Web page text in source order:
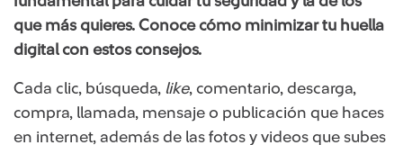
que más quieres. Conoce cómo minimizar tu huella
digital con estos consejos.
Cada clic, búsqueda, like, comentario, descarga,
compra, llamada, mensaje o publicación que haces
en internet, además de las fotos y videos que subes